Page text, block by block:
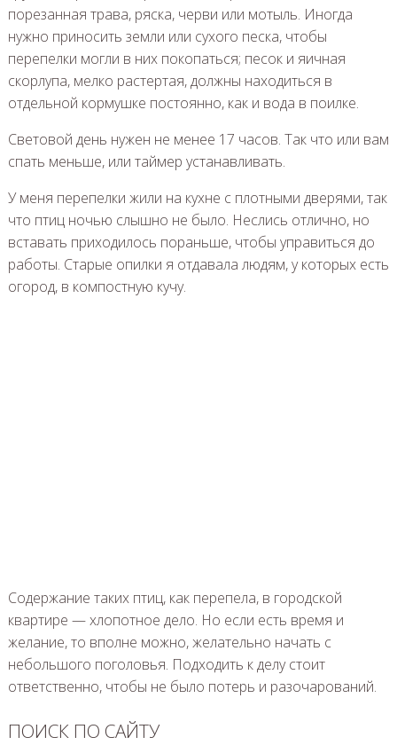
порезанная трава, ряска, черви или мотыль. Иногда
нужно приносить земли или сухого песка, чтобы
перепелки могли в них покопаться; песок и яичная
скорлупа, мелко растертая, должны находиться в
отдельной кормушке постоянно, как и вода в поилке.
Световой день нужен не менее 17 часов. Так что или вам
спать меньше, или таймер устанавливать.
У меня перепелки жили на кухне с плотными дверями, так
что птиц ночью слышно не было. Неслись отлично, но
вставать приходилось пораньше, чтобы управиться до
работы. Старые опилки я отдавала людям, у которых есть
огород, в компостную кучу.
Содержание таких птиц, как перепела, в городской
квартире — хлопотное дело. Но если есть время и
желание, то вполне можно, желательно начать с
небольшого поголовья. Подходить к делу стоит
ответственно, чтобы не было потерь и разочарований.
ПОИСК ПО САЙТУ